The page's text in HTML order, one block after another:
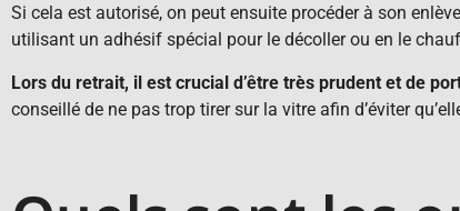
Si cela est autorisé, on peut ensuite procéder à son
utilisant un adhésif spécial pour le décoller ou en le
Lors du retrait, il est crucial d’être très prudent et de
conseillé de ne pas trop tirer sur la vitre afin d’éviter